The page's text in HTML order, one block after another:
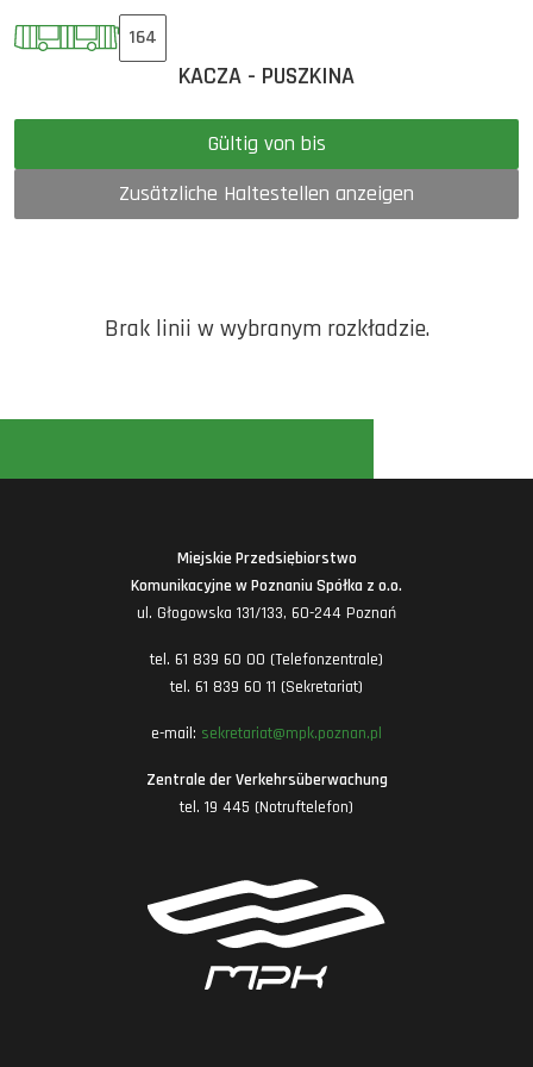
164
KACZA - PUSZKINA
Gültig von bis
Zusätzliche Haltestellen anzeigen
Brak linii w wybranym rozkładzie.
Miejskie Przedsiębiorstwo
Komunikacyjne w Poznaniu Spółka z o.o.
ul. Głogowska 131/133, 60-244 Poznań
tel. 61 839 60 00 (Telefonzentrale)
tel. 61 839 60 11 (Sekretariat)
e-mail: sekretariat@mpk.poznan.pl
Zentrale der Verkehrsüberwachung
tel. 19 445 (Notruftelefon)